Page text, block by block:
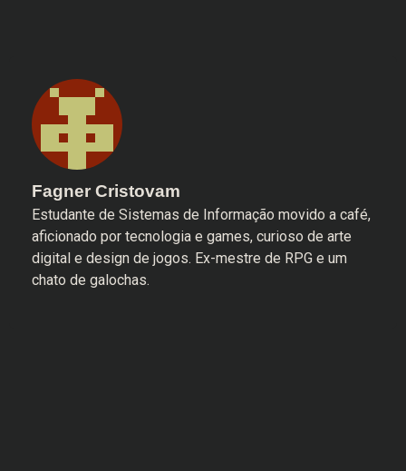
Fagner Cristovam
Estudante de Sistemas de Informação movido a café,
aficionado por tecnologia e games, curioso de arte
digital e design de jogos. Ex-mestre de RPG e um
chato de galochas.